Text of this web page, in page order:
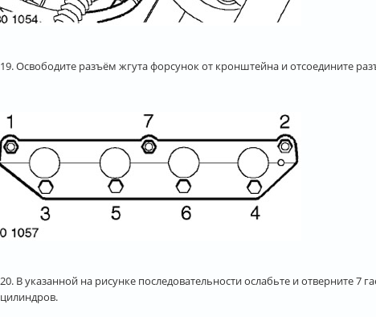
19. Освободите разъём жгута форсунок от кронштейна и отсоедините
20. В указанной на рисунке последовательности ослабьте и отверните 7
цилиндров.